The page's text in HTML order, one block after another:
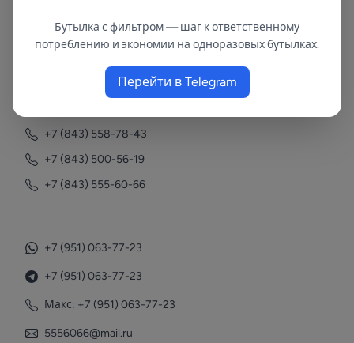
В республиках Татарстан и Марий Эл
с 2002 года.
+7 (843) 558-78-43
+7 (843) 500-56-19
+7 (843) 555-60-66
+7 (951) 063-77-23
+7 (951) 063-77-23
Макс: +7 (951) 063-77-23
5556066@mail.ru
Бутылка с фильтром — шаг к ответственному
потреблению и экономии на одноразовых бутылках.
Перейти в Telegram